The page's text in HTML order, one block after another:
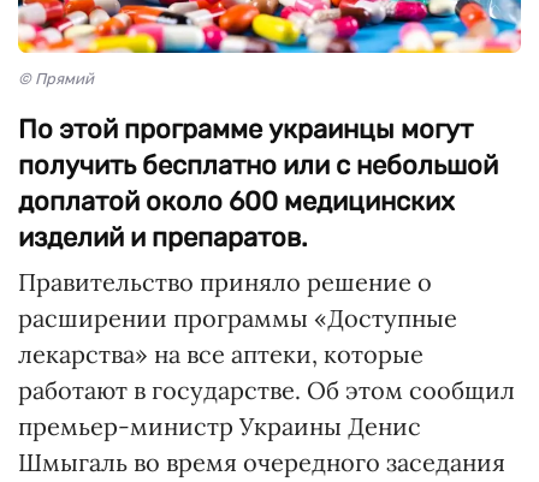
© Прямий
По этой программе украинцы могут
получить бесплатно или с небольшой
доплатой около 600 медицинских
изделий и препаратов.
Правительство приняло решение о
расширении программы «Доступные
лекарства» на все аптеки, которые
работают в государстве. Об этом сообщил
премьер-министр Украины Денис
Шмыгаль во время очередного заседания